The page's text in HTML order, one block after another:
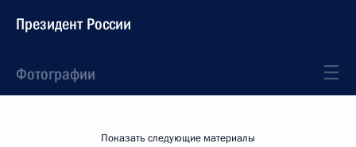
Президент России
Фотографии
Показать следующие материалы